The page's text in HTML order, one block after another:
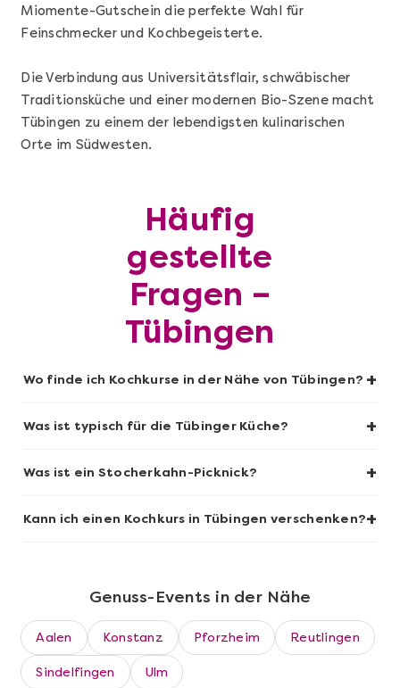
Mehr anzeigen
Miomente-Gutschein die perfekte Wahl für
Feinschmecker und Kochbegeisterte.
Die Verbindung aus Universitätsflair, schwäbischer
Traditionsküche und einer modernen Bio-Szene macht
Tübingen zu einem der lebendigsten kulinarischen
Orte im Südwesten.
Häufig
gestellte
Fragen –
Tübingen
Wo finde ich Kochkurse in der Nähe von Tübingen? +
Was ist typisch für die Tübinger Küche? +
Was ist ein Stocherkahn-Picknick? +
Kann ich einen Kochkurs in Tübingen verschenken?+
Genuss-Events in der Nähe
Aalen Konstanz Pforzheim Reutlingen
Sindelfingen Ulm